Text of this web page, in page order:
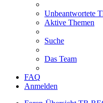
Unbeantwortete
Aktive Themen
Suche
Das Team
FAQ
Anmelden